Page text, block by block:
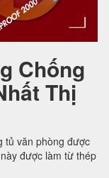
Chống
Thị
tủ văn phòng được
được làm từ thép